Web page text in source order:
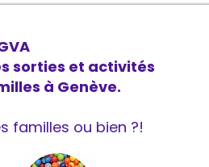
sorties et activités
à Genève.
familles ou bien ?!